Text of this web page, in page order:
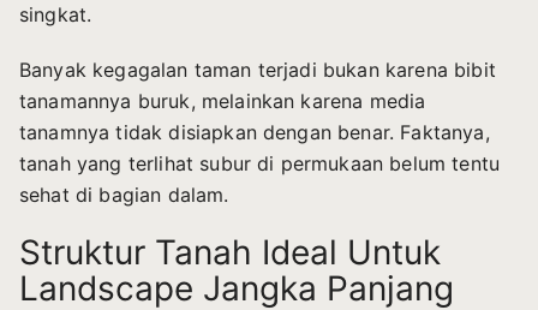
singkat.
Banyak kegagalan taman terjadi bukan karena bibit
tanamannya buruk, melainkan karena media
tanamnya tidak disiapkan dengan benar. Faktanya,
tanah yang terlihat subur di permukaan belum tentu
sehat di bagian dalam.
Struktur Tanah Ideal Untuk
Landscape Jangka Panjang